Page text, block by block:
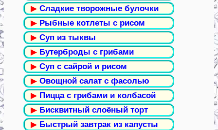
▶ Сладкие творожные булочки
▶ Рыбные котлеты с рисом
▶ Суп из тыквы
▶ Бутерброды с грибами
▶ Суп с сайрой и рисом
▶ Овощной салат с фасолью
▶ Пицца с грибами и колбасой
▶ Бисквитный слоёный торт
▶ Быстрый завтрак из капусты